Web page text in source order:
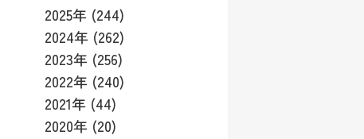
2025年 (244)
2024年 (262)
2023年 (256)
2022年 (240)
2021年 (44)
2020年 (20)